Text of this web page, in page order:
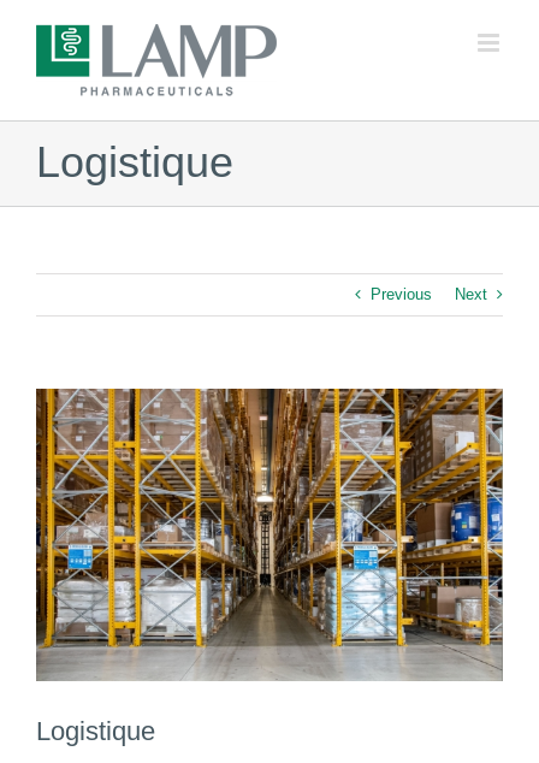
Logistique
Previous Next
View
Larger
Image
Logistique